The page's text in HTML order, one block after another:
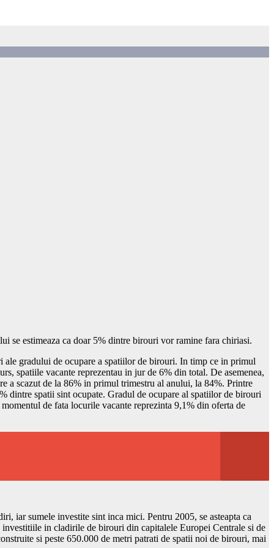
se estimeaza ca doar 5% dintre birouri vor ramine fara chiriasi.
gradului de ocupare a spatiilor de birouri. In timp ce in primul
spatiile vacante reprezentau in jur de 6% din total. De asemenea,
a scazut de la 86% in primul trimestru al anului, la 84%. Printre
dintre spatii sint ocupate. Gradul de ocupare al spatiilor de birouri
de fata locurile vacante reprezinta 9,1% din oferta de
iar sumele investite sint inca mici. Pentru 2005, se asteapta ca
in cladirile de birouri din capitalele Europei Centrale si de
si peste 650.000 de metri patrati de spatii noi de birouri, mai